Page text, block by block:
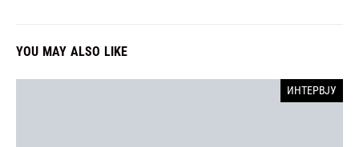
YOU MAY ALSO LIKE
ИНТЕРВЈУ